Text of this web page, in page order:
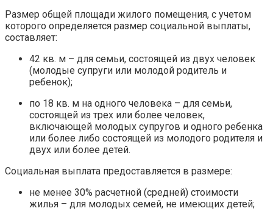
Размер общей площади жилого помещения, с учетом
которого определяется размер социальной выплаты,
составляет:
42 кв. м – для семьи, состоящей из двух человек
(молодые супруги или молодой родитель и
ребенок);
по 18 кв. м на одного человека – для семьи,
состоящей из трех или более человек,
включающей молодых супругов и одного ребенка
или более либо состоящей из молодого родителя и
двух или более детей.
Социальная выплата предоставляется в размере:
не менее 30% расчетной (средней) стоимости
жилья – для молодых семей, не имеющих детей;